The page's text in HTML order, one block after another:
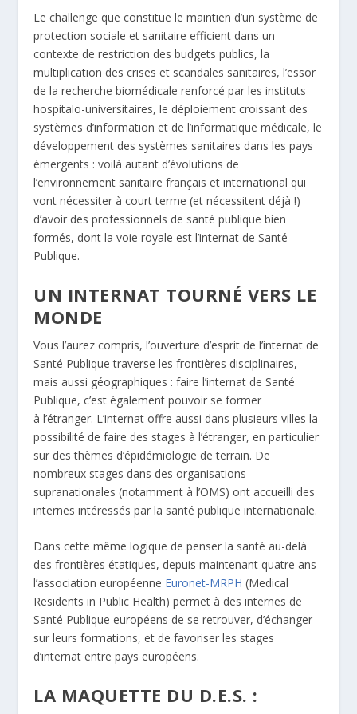
Le challenge que constitue le maintien d’un système de
protection sociale et sanitaire efficient dans un
contexte de restriction des budgets publics, la
multiplication des crises et scandales sanitaires, l’essor
de la recherche biomédicale renforcé par les instituts
hospitalo-universitaires, le déploiement croissant des
systèmes d’information et de l’informatique médicale, le
développement des systèmes sanitaires dans les pays
émergents : voilà autant d’évolutions de
l’environnement sanitaire français et international qui
vont nécessiter à court terme (et nécessitent déjà !)
d’avoir des professionnels de santé publique bien
formés, dont la voie royale est l’internat de Santé
Publique.
UN INTERNAT TOURNÉ VERS LE
MONDE
Vous l’aurez compris, l’ouverture d’esprit de l’internat de
Santé Publique traverse les frontières disciplinaires,
mais aussi géographiques : faire l’internat de Santé
Publique, c’est également pouvoir se former
à l’étranger. L’internat offre aussi dans plusieurs villes la
possibilité de faire des stages à l’étranger, en particulier
sur des thèmes d’épidémiologie de terrain. De
nombreux stages dans des organisations
supranationales (notamment à l’OMS) ont accueilli des
internes intéressés par la santé publique internationale.
Dans cette même logique de penser la santé au-delà
des frontières étatiques, depuis maintenant quatre ans
l’association européenne Euronet-MRPH (Medical
Residents in Public Health) permet à des internes de
Santé Publique européens de se retrouver, d’échanger
sur leurs formations, et de favoriser les stages
d’internat entre pays européens.
LA MAQUETTE DU D.E.S. :